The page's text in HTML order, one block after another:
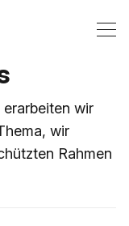
wir
wir
Rahmen